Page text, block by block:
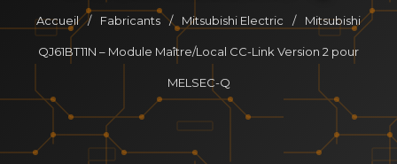
Accueil / Fabricants / Mitsubishi Electric / Mitsubishi
QJ61BT11N – Module Maître/Local CC-Link Version 2 pour
MELSEC-Q